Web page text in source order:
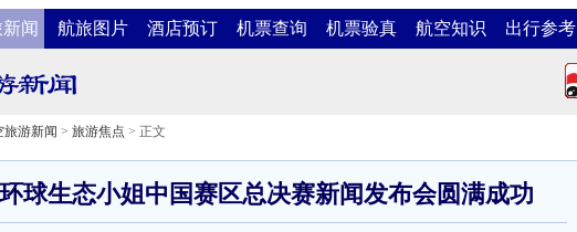
闻 航旅图片 酒店预订 机票查询 机票验真 航空知识 出行参考
旅游新闻 > 旅游焦点 > 正文
球生态小姐中国赛区总决赛新闻发布会圆满成功